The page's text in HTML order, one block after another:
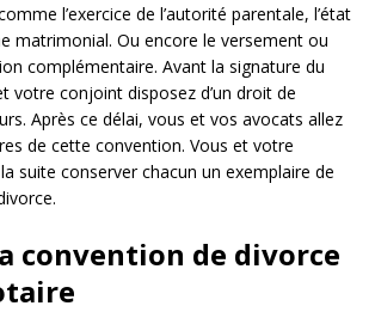
l’exercice de l’autorité parentale, l’état
matrimonial. Ou encore le versement ou
complémentaire. Avant la signature du
votre conjoint disposez d’un droit de
Après ce délai, vous et vos avocats allez
de cette convention. Vous et votre
suite conserver chacun un exemplaire de
convention de divorce